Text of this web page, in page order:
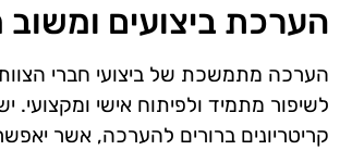
הערכת ביצועים
הערכה מתמשכת של ביצועי חברי הצוות
לשיפור מתמיד ולפיתוח אישי ומקצועי.
קריטריונים ברורים להערכה, אשר